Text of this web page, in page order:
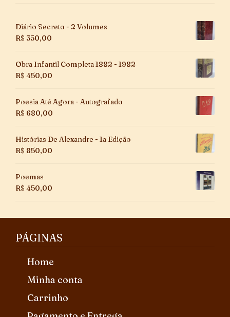
Diário Secreto - 2 Volumes
R$ 350,00
Obra Infantil Completa 1882 - 1982
R$ 450,00
Poesia Até Agora - Autografado
R$ 680,00
Histórias De Alexandre - 1a Edição
R$ 850,00
Poemas
R$ 450,00
PÁGINAS
Home
Minha conta
Carrinho